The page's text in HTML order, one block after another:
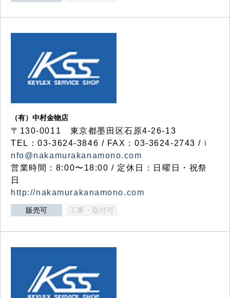
（有）中村金物店
〒130-0011 東京都墨田区石原4-26-13
TEL：03-3624-3846 / FAX：03-3624-2743 / i
nfo@nakamurakanamono.com
営業時間：8:00〜18:00 / 定休日：日曜日・祝祭
日
http://nakamurakanamono.com
販売可 工事・取付可